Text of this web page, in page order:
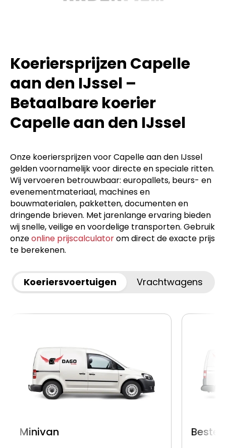
Koeriersprijzen Capelle
aan den IJssel –
Betaalbare koerier
Capelle aan den IJssel
Onze koeriersprijzen voor Capelle aan den IJssel
gelden voornamelijk voor directe en speciale ritten.
Wij vervoeren betrouwbaar: europallets, beurs- en
evenementmateriaal, machines en
bouwmaterialen, pakketten, documenten en
dringende brieven. Met jarenlange ervaring bieden
wij snelle, veilige en voordelige transporten. Gebruik
onzeonline prijscalculatorom direct de exacte prijs
te berekenen.
Koeriersvoertuigen Vrachtwagens
Minivan